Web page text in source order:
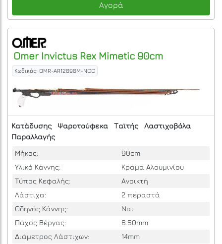
Αγορά
Omer Invictus Rex Mimetic 90cm
Κωδικός: OMR-AR12090M-NCC
Κατάδυσης Ψαροτούφεκα Ταϊτής
Λαστιχοβόλα
Παραλλαγής
Μήκος:
90cm
Υλικό Κάννης:
Κράμα Αλουμινίου
Τύπος Κεφαλής:
Ανοικτή
Λάστιχα:
2 περαστά
Οδηγός Κάννης:
Ναι
Πάχος Βέργας:
6.50mm
Διάμετρος Λάστιχων:
14mm